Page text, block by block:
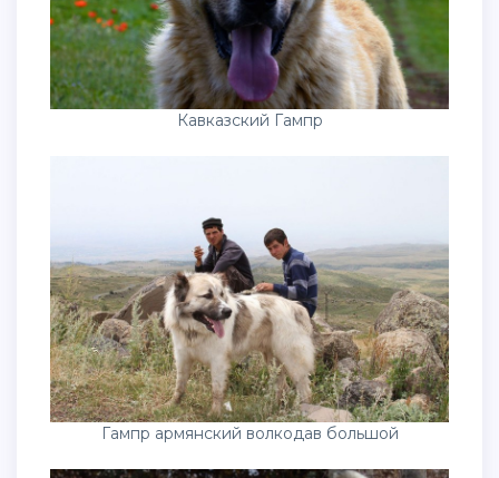
Кавказский Гампр
Гампр армянский волкодав большой